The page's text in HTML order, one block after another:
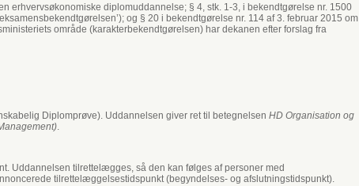
erhvervsøkonomiske diplomuddannelse; § 4, stk. 1-3, i bekendtgørelse nr. 1500
og § 20 i bekendtgørelse nr. 114 af 3. februar 2015 om
område (karakterbekendtgørelsen) har dekanen efter forslag fra
Diplomprøve). Uddannelsen giver ret til betegnelsen HD Organisation og
.
Uddannelsen tilrettelægges, så den kan følges af personer med
tilrettelæggelsestidspunkt (begyndelses- og afslutningstidspunkt).